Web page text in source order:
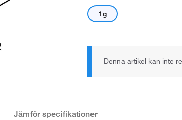
1g
Denna artikel kan inte
Jämför specifikationer